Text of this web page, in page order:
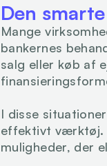
Den
Mange
bankernes
salg eller køb af
I disse
effektivt værktøj.
muligheder, der